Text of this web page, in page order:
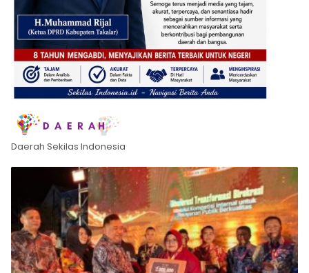
Daerah Sekilas Indonesia